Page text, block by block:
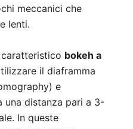
meccanici che
lenti.
bokeh a
il diaframma
e
una distanza pari a 3-
. In queste